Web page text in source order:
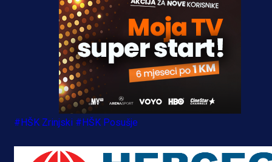
#HŠK Zrinjski #HŠK Posušje